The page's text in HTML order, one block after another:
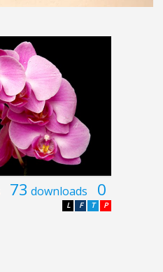
73 downloads 0
P
T
F
L